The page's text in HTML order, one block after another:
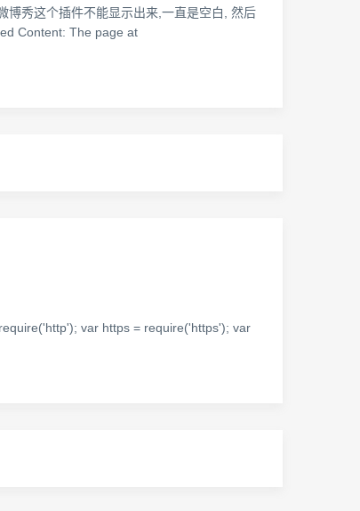
博秀这个插件不能显示出来,一直是空白, 然后
Content: The page at
var https = require('https'); var